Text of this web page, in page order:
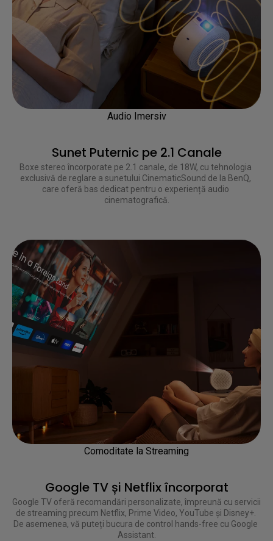
Sunet Puternic pe 2.1 Canale
Audio Imersiv
Boxe stereo încorporate pe 2.1 canale, de 18W, cu tehnologia
exclusivă de reglare a sunetului CinematicSound de la BenQ,
care oferă bas dedicat pentru o experiență audio
cinematografică.
Google TV și Netflix încorporat
Comoditate la Streaming
Google TV oferă recomandări personalizate, împreună cu servicii
de streaming precum Netflix, Prime Video, YouTube și Disney+.
De asemenea, vă puteți bucura de control hands-free cu Google
Assistant.